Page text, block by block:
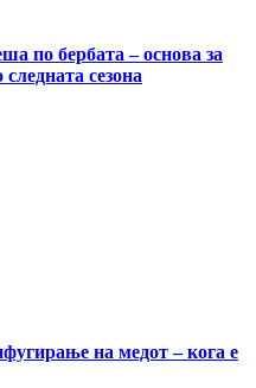
по бербата – основа за
сезона
на медот – кога е